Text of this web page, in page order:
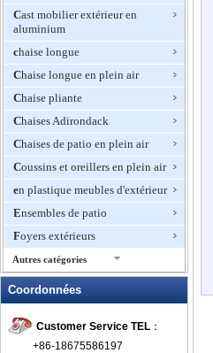
Cast mobilier extérieur en
aluminium
chaise longue
Chaise longue en plein air
Chaise pliante
Chaises Adirondack
Chaises de patio en plein air
Coussins et oreillers en plein air
en plastique meubles d'extérieur
Ensembles de patio
Foyers extérieurs
Autres catégories
Hamacs
Meubles de jardin en osier
Meubles de luxe en plein air
Coordonnées
Customer Service TEL ：
+86-18675586197